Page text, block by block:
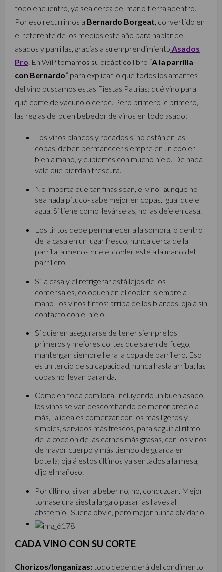
todo encuentro, ya sea cerca del mar o tierra adentro.
Por eso recurrimos a Bernardo Borgeat , convertido en
el referente de los medios este año para hablar de
asados y parrillas, gracias a su emprendimiento Asados
Pro . En WiP tomamos su didáctico libro “A la parrilla
con Bernardo” para explicar lo que todos los amantes
del vino buscamos estas Fiestas Patrias: qué vino para
qué corte de vacuno o cerdo. Pero primero lo primero,
las reglas del buen bebedor de vinos en todo asado:
Los vinos blancos y rodados si no están en las
copas, deben permanecer siempre en un cooler
bien a mano, y cubiertos con mucho hielo. De nada
vale que pierdan frescura.
No importa que tan finas sean, el vino -aunque no
sea nada pituco- sabe mejor en copas. Igual que el
agua. Si tiene como llevárselas, no las deje en casa.
Los tintos debe permanecer a la sombra, o dentro
de la casa en un lugar fresco, nunca cerca de la
parrilla, a menos que el cooler esté a la mano del
parrillero.
Si la casa y el refrigerar está lejos de los
comensales, coloquen en el cooler -siempre a
mano- los vinos tintos; arriba de los blancos, ojalá sin
contacto con el hielo.
Si quieren asegurarse de tener siempre los
primeros y mejores cortes que salen del fuego,
mantengan siempre llena la copa de parrillero. Eso
es un tercio de su capacidad, nunca hasta arriba; las
copas no llevan baranda.
Como en toda comilona, incluyendo un buen asado,
los vinos se van descorchando de menor precio a
más, la idea es comenzar con los más ligeros y
simples, servidos más frescos, para seguir al ritmo
de la cocción de las carnes más grasas, con los vinos
de mayor cuerpo y más tiempo de guarda en
botella; ojalá estos últimos ya sentados a la mesa,
dijo el mañoso.
Por último, si van a beber no, no, conduzcan. Mejor
tomase una siesta larga o pasar las llaves al
abstemio. Suena obvio, pero mejor nunca olvidarlo.
CADA VINO CON SU CORTE
Chorizos/longanizas: todo dependerá del condimento